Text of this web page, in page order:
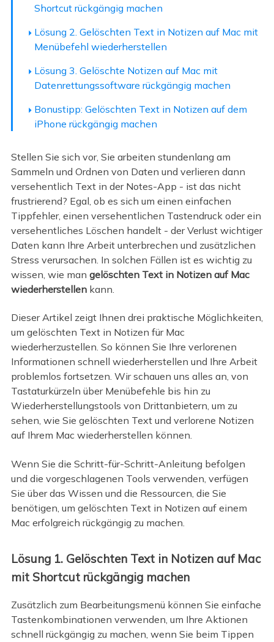
Shortcut rückgängig machen
Lösung 2. Gelöschten Text in Notizen auf Mac mit
Menübefehl wiederherstellen
Lösung 3. Gelöschte Notizen auf Mac mit
Datenrettungssoftware rückgängig machen
Bonustipp: Gelöschten Text in Notizen auf dem
iPhone rückgängig machen
Stellen Sie sich vor, Sie arbeiten stundenlang am
Sammeln und Ordnen von Daten und verlieren dann
versehentlich Text in der Notes-App - ist das nicht
frustrierend? Egal, ob es sich um einen einfachen
Tippfehler, einen versehentlichen Tastendruck oder ein
versehentliches Löschen handelt - der Verlust wichtiger
Daten kann Ihre Arbeit unterbrechen und zusätzlichen
Stress verursachen. In solchen Fällen ist es wichtig zu
wissen, wie man gelöschten Text in Notizen auf Mac
wiederherstellenkann.
Dieser Artikel zeigt Ihnen drei praktische Möglichkeiten,
um gelöschten Text in Notizen für Mac
wiederherzustellen. So können Sie Ihre verlorenen
Informationen schnell wiederherstellen und Ihre Arbeit
problemlos fortsetzen. Wir schauen uns alles an, von
Tastaturkürzeln über Menübefehle bis hin zu
Wiederherstellungstools von Drittanbietern, um zu
sehen, wie Sie gelöschten Text und verlorene Notizen
auf Ihrem Mac wiederherstellen können.
Wenn Sie die Schritt-für-Schritt-Anleitung befolgen
und die vorgeschlagenen Tools verwenden, verfügen
Sie über das Wissen und die Ressourcen, die Sie
benötigen, um gelöschten Text in Notizen auf einem
Mac erfolgreich rückgängig zu machen.
Lösung 1. Gelöschten Text in Notizen auf Mac
mit Shortcut rückgängig machen
Zusätzlich zum Bearbeitungsmenü können Sie einfache
Tastenkombinationen verwenden, um Ihre Aktionen
schnell rückgängig zu machen, wenn Sie beim Tippen